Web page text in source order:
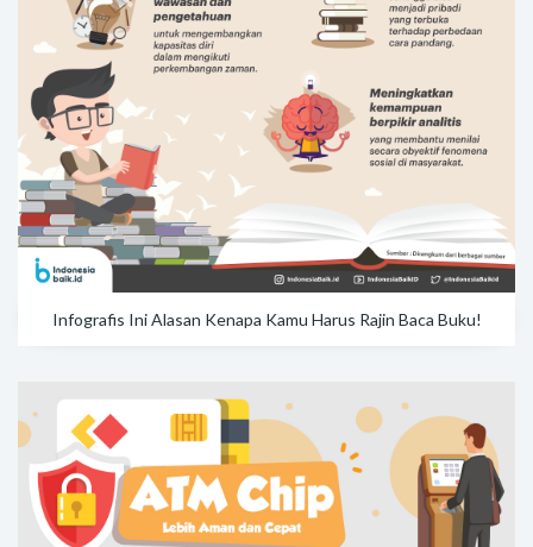
Infografis Ini Alasan Kenapa Kamu Harus Rajin Baca Buku!